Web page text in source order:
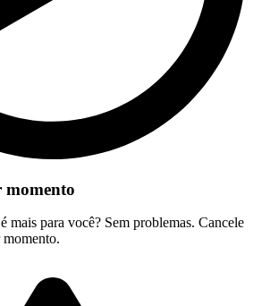
momento
mais para você? Sem problemas. Cancele
momento.